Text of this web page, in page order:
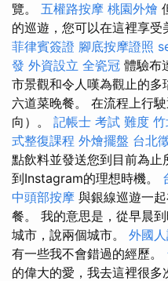
覽。 五權路按摩 桃園外燴
的巡遊，您可以在這裡享受
菲律賓簽證 腳底按摩證照
發 外資設立 全瓷冠 體驗布
市景觀和令人嘆為觀止的
六道菜晚餐。 在流程上行
向）。 記帳士 考試 難度
式整復課程 外燴擺盤 台北
點飲料並發送您到目前為
到Instagram的理想時機。
中頭部按摩 與銀線巡遊一
餐。 我的意思是，從早晨
城市，說兩個城市。 外國
有一些我不會錯過的經歷。
的偉大的愛，我去這裡很多